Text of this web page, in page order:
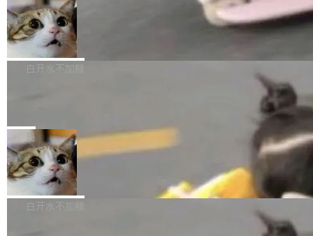
l 迁移或唤醒时，新宿主从 S3 恢复 SQLite 数据
库继续执行。存储库是持久化的唯一真相...
te 17 Pro、OPPO K15，要么是vivo X300 E这
样的次旗舰。 Galaxy Z Fold8 Ultra / Z Fold8 /
Z Flip8三款折叠屏新机均在7月22日发布，且全
部搭载骁龙8 Elite Gen5 for Galaxy，它们本该
本控制系统。目前处于 Early Access 阶段。 De
ltaDB 的核心思路直接写在 landing page 最显
眼的位置：「Software is made between com
mits」——软件是在 commit 之间写出来的。git
是把这段空隙补上。 回退到任何一次编辑：Delt
aDB 捕获 commit 之间的每一次操作，...
SpaceXAI 单季资本开支达 183 亿美元
根据风险投资人Tomer Tunguz 博客（VC 分
析）披露的最新分析与第二季度业绩报告，Spac
微软同期总资本开支的四成。 与亚马逊、Alpha
bet、微软以及 Meta 等传统科技巨头相比，Spa
ceXAI的资金消耗速度尤为引人瞩目。然而，支
撑庞大支出的资金来源却呈现出截然不同的面
貌。数据显示，微软和 Meta 主要依托充沛的经
白开水不加糖
一个在终端里运行的编程 agent；Muse Spark
1.2，驱动这个 agent 的新模型。一句话概括：
你可以用 curl -fsSL https://dev.meta.ai/install.
sh | bash 安装一个能在大项目里自动规划、写
代码、验证结果的 AI 终端工具。 据介绍，Muse
局
美团开源 LoHoSearch，用知识图谱校
准 AI 能力认知
机器出题的前提，是让机器拥有全局视野。整个
构建流程可以分为四个环节：建图 → 控制难度
白开水不加糖